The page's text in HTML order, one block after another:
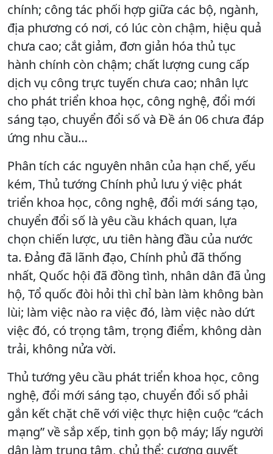
chính; công tác phối hợp giữa các bộ, ngành,
địa phương có nơi, có lúc còn chậm, hiệu quả
chưa cao; cắt giảm, đơn giản hóa thủ tục
hành chính còn chậm; chất lượng cung cấp
dịch vụ công trực tuyến chưa cao; nhân lực
cho phát triển khoa học, công nghệ, đổi mới
sáng tạo, chuyển đổi số và Đề án 06 chưa đáp
ứng nhu cầu…
Phân tích các nguyên nhân của hạn chế, yếu
kém, Thủ tướng Chính phủ lưu ý việc phát
triển khoa học, công nghệ, đổi mới sáng tạo,
chuyển đổi số là yêu cầu khách quan, lựa
chọn chiến lược, ưu tiên hàng đầu của nước
ta. Đảng đã lãnh đạo, Chính phủ đã thống
nhất, Quốc hội đã đồng tình, nhân dân đã ủng
hộ, Tổ quốc đòi hỏi thì chỉ bàn làm không bàn
lùi; làm việc nào ra việc đó, làm việc nào dứt
việc đó, có trọng tâm, trọng điểm, không dàn
trải, không nửa vời.
Thủ tướng yêu cầu phát triển khoa học, công
nghệ, đổi mới sáng tạo, chuyển đổi số phải
gắn kết chặt chẽ với việc thực hiện cuộc “cách
mạng” về sắp xếp, tinh gọn bộ máy; lấy người
dân làm trung tâm, chủ thể; cương quyết